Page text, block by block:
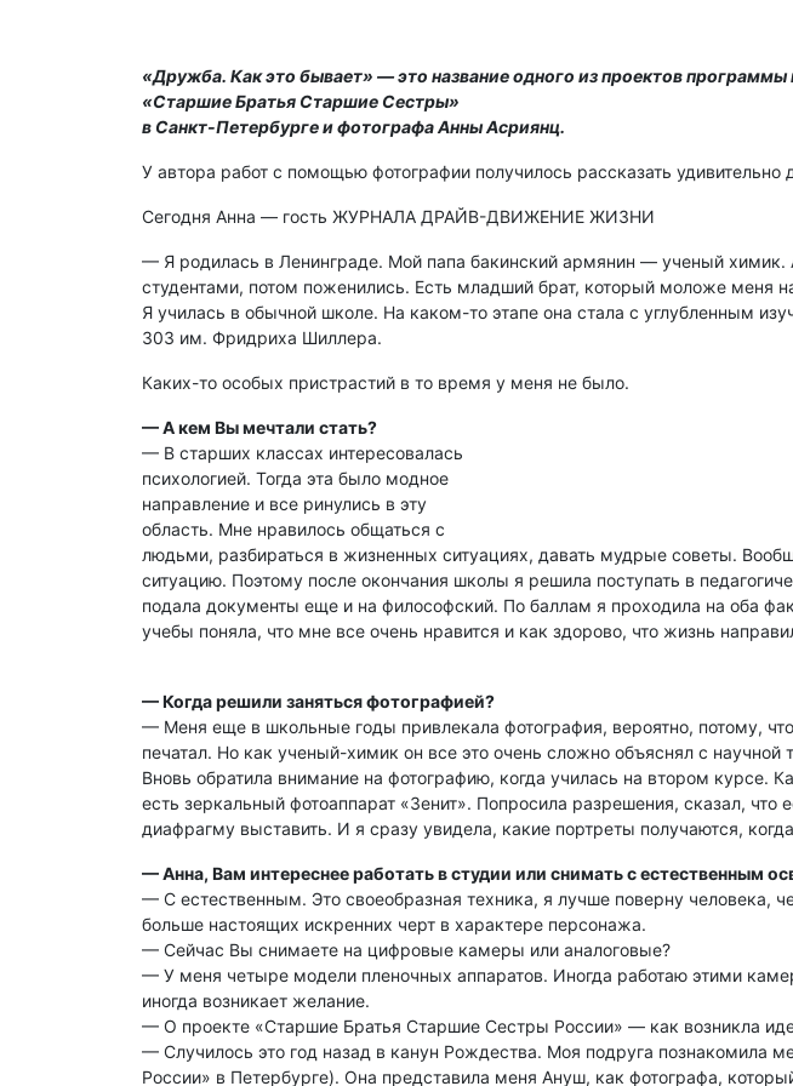
«Дружба. Как это бывает» — это название одного из проектов
«Старшие Братья Старшие Сестры»
в Санкт-Петербурге и фотографа Анны Асриянц.
У автора работ с помощью фотографии получилось рассказать
Сегодня Анна — гость ЖУРНАЛА ДРАЙВ-ДВИЖЕНИЕ ЖИЗНИ
— Я родилась в Ленинграде. Мой папа бакинский армянин — ученый химик.
студентами, потом поженились. Есть младший брат, который моложе меня
Я училась в обычной школе. На каком-то этапе она стала с углубленным
303 им. Фридриха Шиллера.
Каких-то особых пристрастий в то время у меня не было.
— А кем Вы мечтали стать?
— В старших классах интересовалась
психологией. Тогда эта было модное
направление и все ринулись в эту
область. Мне нравилось общаться с
людьми, разбираться в жизненных ситуациях, давать мудрые советы.
ситуацию. Поэтому после окончания школы я решила поступать в
подала документы еще и на философский. По баллам я проходила на оба
учебы поняла, что мне все очень нравится и как здорово, что жизнь
— Когда решили заняться фотографией?
— Меня еще в школьные годы привлекала фотография, вероятно, потому,
печатал. Но как ученый-химик он все это очень сложно объяснял с
Вновь обратила внимание на фотографию, когда училась на втором курсе.
есть зеркальный фотоаппарат «Зенит». Попросила разрешения, сказал,
диафрагму выставить. И я сразу увидела, какие портреты получаются,
— Анна, Вам интереснее работать в студии или снимать с естественным
— С естественным. Это своеобразная техника, я лучше поверну человека,
больше настоящих искренних черт в характере персонажа.
— Сейчас Вы снимаете на цифровые камеры или аналоговые?
— У меня четыре модели пленочных аппаратов. Иногда работаю этими
иногда возникает желание.
— О проекте «Старшие Братья Старшие Сестры России» — как возникла
— Случилось это год назад в канун Рождества. Моя подруга
России» в Петербурге). Она представила меня Ануш, как фотографа,